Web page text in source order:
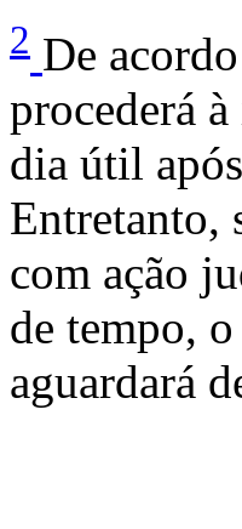
2 De
procederá
dia útil
Entretanto,
com ação
de tempo,
aguardará